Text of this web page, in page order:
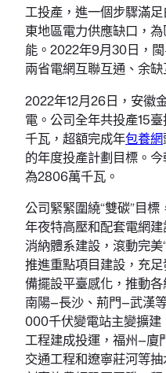
工投產，進一個步驟滿
東地區電力供應缺口，
能。2022年9月30日，
兩省電網互聯互通、余
2022年12月26日，安徽
電。公司全年共投產15
千瓦，超額完成年包養網
的年度投產計劃目標。
為2806萬千瓦。
公司緊緊圍繞“雙碳”目
年夜特高壓和配套電網
消納體系建設，滾動完
推進重點項目建設，充
備擺設平臺感化，推動
南陽—長沙、荊門—武漢
000千伏變電站主變擴
工程建成投運，福州—廈
交通工程和遼寧莊河等